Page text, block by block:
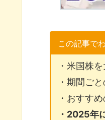
この記事で
・米国株
・期間ご
・おすす
・2025年